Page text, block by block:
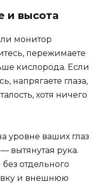
и высота
монитор
пережимаете
кислорода. Если
напрягаете глаза,
хотя ничего
уровне ваших глаз
вытянутая рука.
без отдельного
и внешнюю